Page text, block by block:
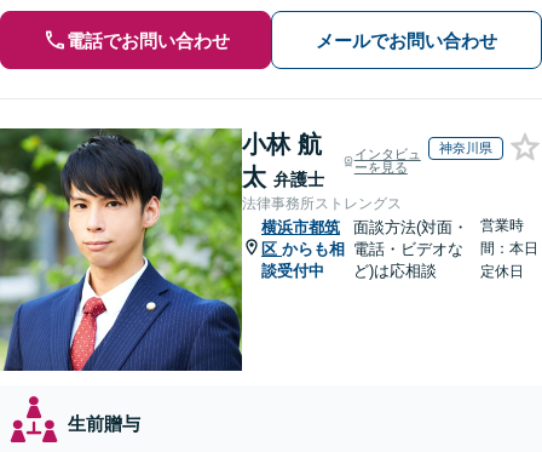
電話でお問い合わせ メールでお問い合わせ
小林 航
太 弁護士
インタビュ
ーを見る
神奈川県
法律事務所ストレングス
横浜市都筑
区 からも相
談受付中
面談方法(対面・
電話・ビデオな
ど)は応相談
営業時
間：本日
定休日
生前贈与